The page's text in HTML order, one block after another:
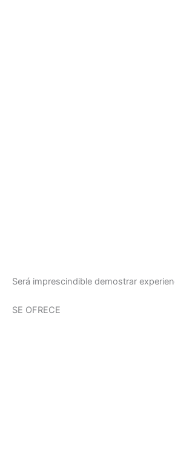
Será imprescindible demostrar
SE OFRECE